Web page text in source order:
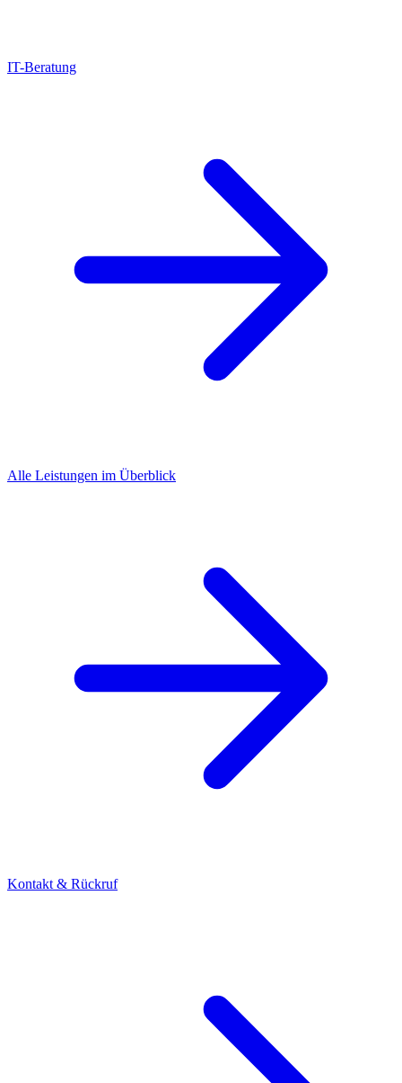
IT-Beratung
Alle Leistungen im Überblick
Kontakt & Rückruf